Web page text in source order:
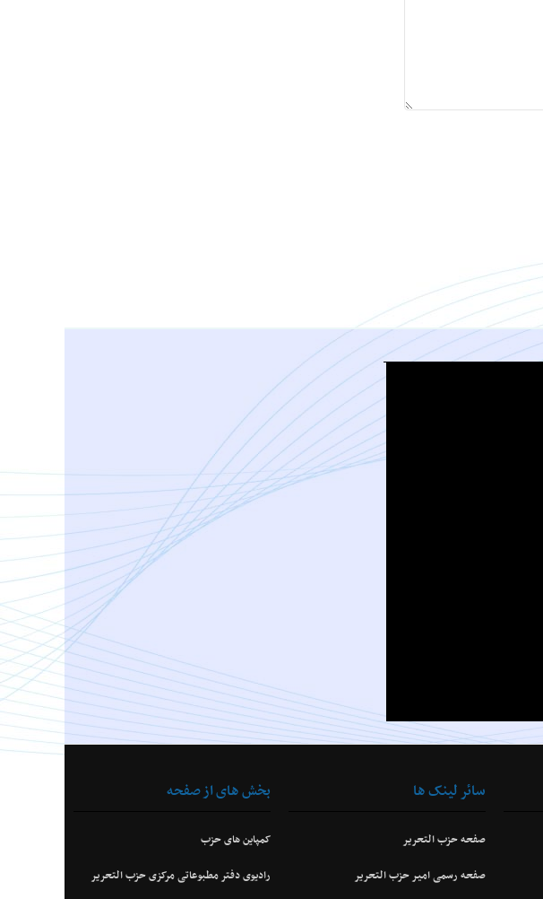
سائر لینک ها
صفحه حزب التحریر
صفحه رسمی امیر حزب التحریر
بخش های از صفحه
کمپاین های حزب
رادیوی دفتر مطبوعاتی مرکزی حزب التحریر